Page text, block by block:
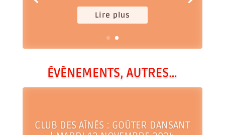
Lire plus
ÉVÈNEMENTS, AUTRES…
CLUB DES AÎNÉS : GOÛTER DANSANT